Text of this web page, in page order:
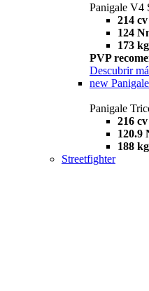
Panigale V4
214 cv
124
173 kg
PVP
Descubrir
new
Panigale
216 cv
120.9
188 kg
Streetfighter